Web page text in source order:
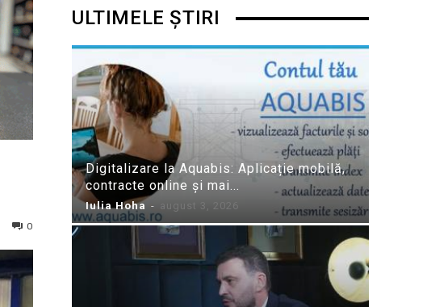
0
ULTIMELE ȘTIRI
Digitalizare la Aquabis: Aplicație mobilă,
contracte online și mai...
Iulia Hoha - august 3, 2026